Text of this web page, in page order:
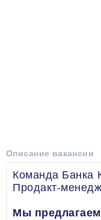
Описание вакансии
Команда Банка
Продакт-
Мы